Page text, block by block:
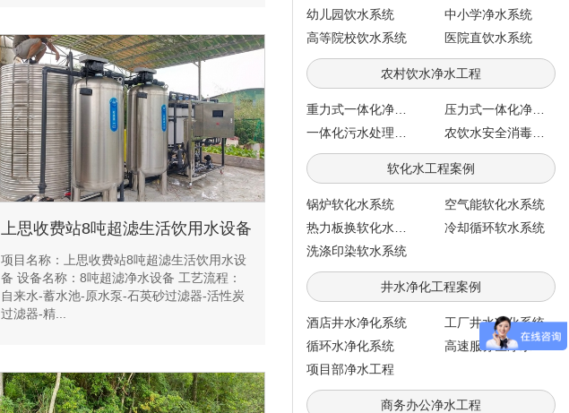
上思收费站8吨超滤生活饮用水设备
项目名称：上思收费站8吨超滤生活饮用水设
备 设备名称：8吨超滤净水设备 工艺流程：
自来水-蓄水池-原水泵-石英砂过滤器-活性炭
过滤器-精...
幼儿园饮水系统
中小学净水系统
高等院校饮水系统
医院直饮水系统
农村饮水净水工程
软化水工程案例
锅炉软化水系统
空气能软化水系统
冷却循环软水系统
洗涤印染软水系统
井水净化工程案例
酒店井水净化系统
工厂井水净化系统
循环水净化系统
高速服务区净水工程
项目部净水工程
商务办公净水工程